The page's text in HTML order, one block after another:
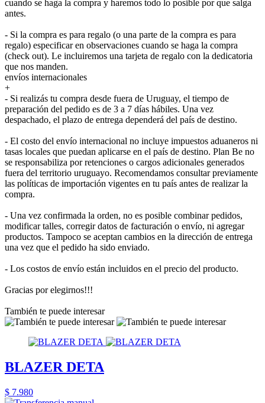
cuando se haga la compra y haremos todo lo posible por que salga
antes.
- Si la compra es para regalo (o una parte de la compra es para
regalo) especificar en observaciones cuando se haga la compra
(check out). Le incluiremos una tarjeta de regalo con la dedicatoria
que nos manden.
envíos internacionales
+
- Si realizás tu compra desde fuera de Uruguay, el tiempo de
preparación del pedido es de 3 a 7 días hábiles. Una vez
despachado, el plazo de entrega dependerá del país de destino.
- El costo del envío internacional no incluye impuestos aduaneros ni
tasas locales que puedan aplicarse en el país de destino. Plan Be no
se responsabiliza por retenciones o cargos adicionales generados
fuera del territorio uruguayo. Recomendamos consultar previamente
las políticas de importación vigentes en tu país antes de realizar la
compra.
- Una vez confirmada la orden, no es posible combinar pedidos,
modificar talles, corregir datos de facturación o envío, ni agregar
productos. Tampoco se aceptan cambios en la dirección de entrega
una vez que el pedido ha sido enviado.
- Los costos de envío están incluidos en el precio del producto.
Gracias por elegirnos!!!
También te puede interesar
BLAZER DETA
$ 7.980